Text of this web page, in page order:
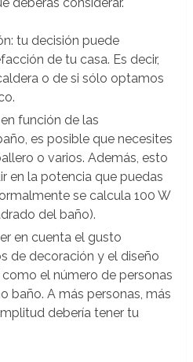
tu decisión puede
de tu casa. Es decir,
o de si sólo optamos
función de las
es posible que necesites
o varios. Además, esto
en la potencia que puedas
se calcula 100 W
del baño).
en cuenta el gusto
de decoración y el diseño
el número de personas
baño. A más personas, más
debería tener tu